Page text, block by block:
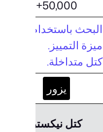
50,000+
البحث باستخدام
ميزة التمييز.
كتل متداخلة.
يزور
كتل نيكستر